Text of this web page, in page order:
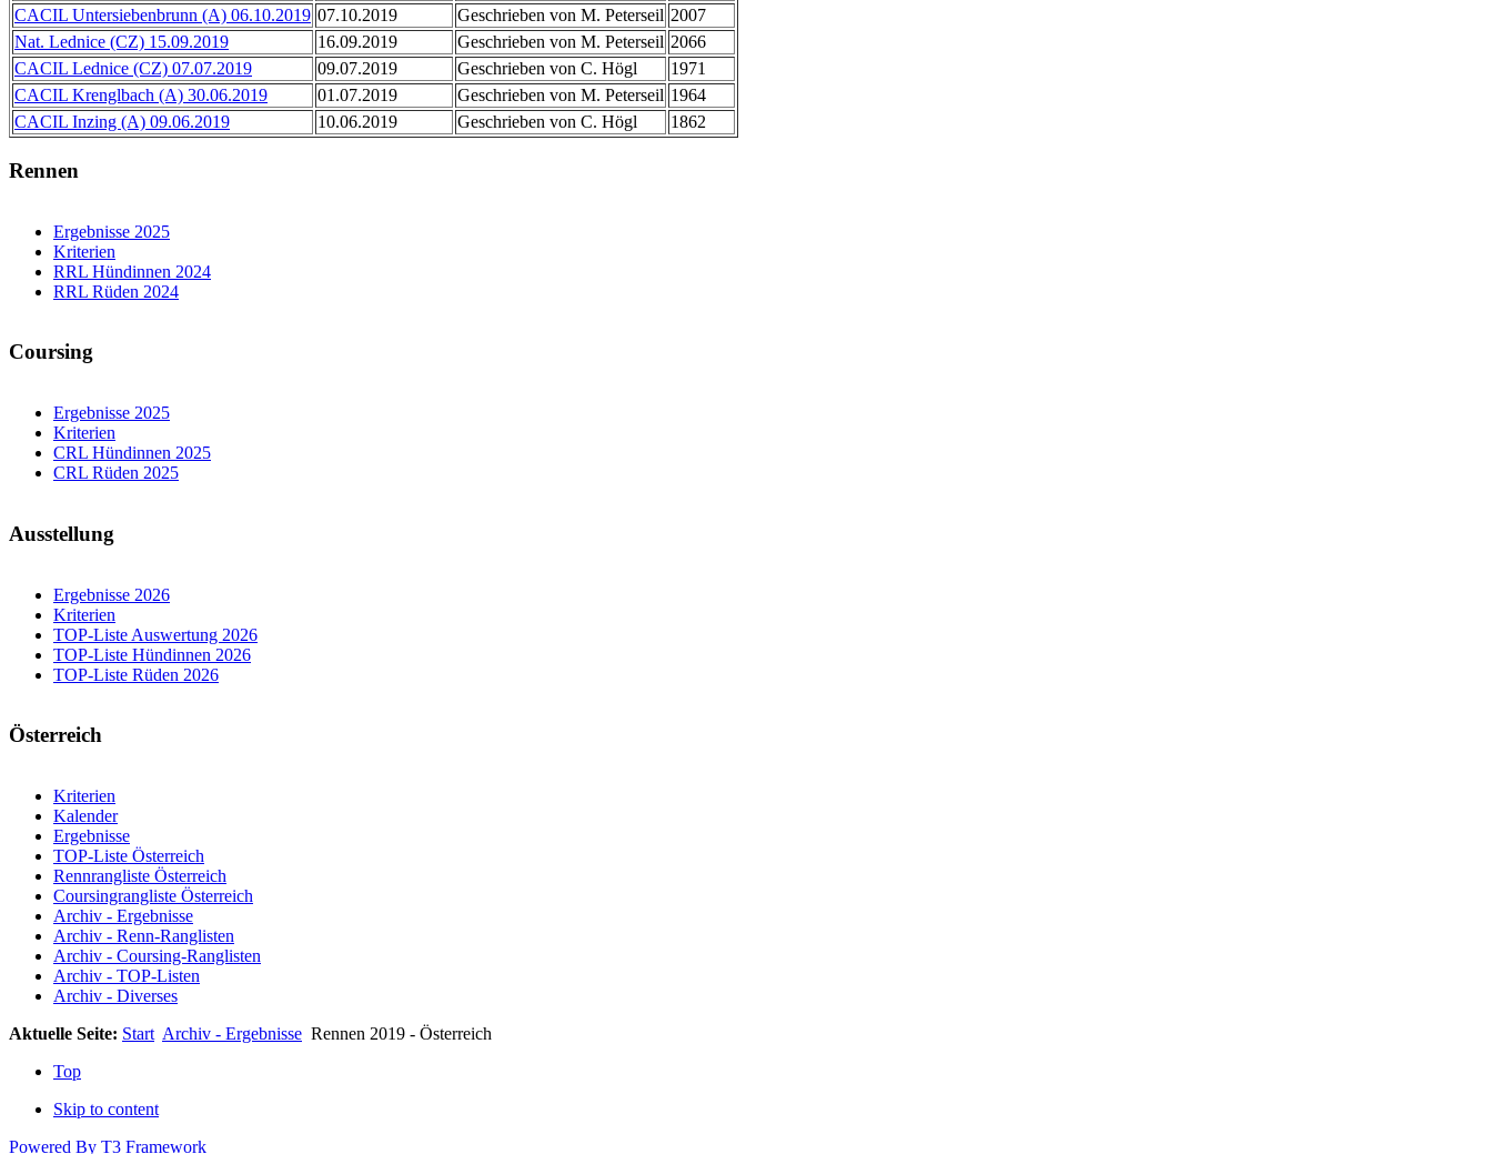
CACIL Untersiebenbrunn (A) 06.10.2019 07.10.2019 Geschrieben von M. Peterseil 2007
Nat. Lednice (CZ) 15.09.2019
16.09.2019 Geschrieben von M. Peterseil 2066
CACIL Lednice (CZ) 07.07.2019
09.07.2019 Geschrieben von C. Högl
1971
CACIL Krenglbach (A) 30.06.2019
01.07.2019 Geschrieben von M. Peterseil 1964
CACIL Inzing (A) 09.06.2019
10.06.2019 Geschrieben von C. Högl 1862
Rennen
Ergebnisse 2025
Kriterien
RRL Hündinnen 2024
RRL Rüden 2024
Coursing
Ergebnisse 2025
Kriterien
CRL Hündinnen 2025
CRL Rüden 2025
Ausstellung
Ergebnisse 2026
Kriterien
TOP-Liste Auswertung 2026
TOP-Liste Hündinnen 2026
TOP-Liste Rüden 2026
Österreich
Kriterien
Kalender
Ergebnisse
TOP-Liste Österreich
Rennrangliste Österreich
Coursingrangliste Österreich
Archiv - Ergebnisse
Archiv - Renn-Ranglisten
Archiv - Coursing-Ranglisten
Archiv - TOP-Listen
Archiv - Diverses
Aktuelle Seite: Start Archiv - Ergebnisse Rennen 2019 - Österreich
Top
Skip to content
Powered By T3 Framework